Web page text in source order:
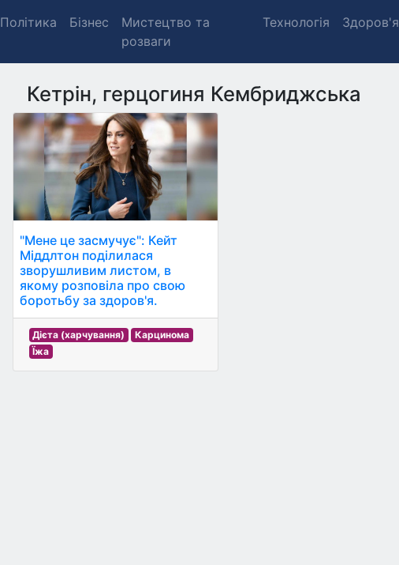
Політика Бізнес
Мистецтво та
розваги
Технологія Здоров'я
Кетрін, герцогиня Кембриджська
"Мене це засмучує": Кейт
Міддлтон поділилася
зворушливим листом, в
якому розповіла про свою
боротьбу за здоров'я.
Дієта (харчування)
Карцинома
Їжа